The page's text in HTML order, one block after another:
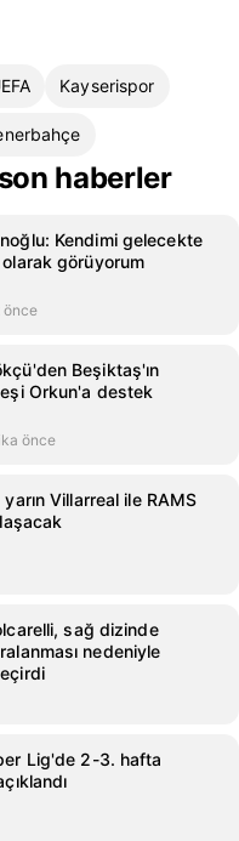
Kayserispor
haberler
Kendimi gelecekte
olarak görüyorum
önce
Beşiktaş'ın
Orkun'a destek
önce
Villarreal ile RAMS
sağ dizinde
nedeniyle
Lig'de 2-3. hafta